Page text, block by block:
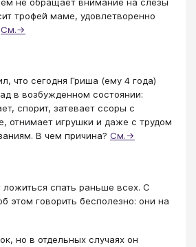
трофей маме, удовлетворенно
См.→
что сегодня Гриша (ему 4 года)
в возбужденном состоянии:
спорит, затевает ссоры с
отнимает игрушки и даже с трудом
В чем причина? См.→
ложиться спать раньше всех. С
этом говорить бесполезно: они на
но в отдельных случаях он